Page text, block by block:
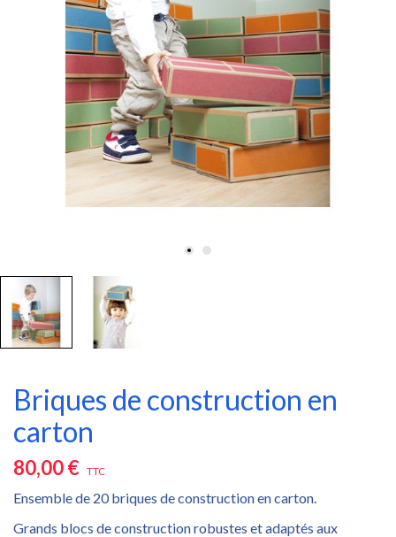
Briques de construction en
carton
80,00 € TTC
Ensemble de 20 briques de construction en carton.
Grands blocs de construction robustes et adaptés aux